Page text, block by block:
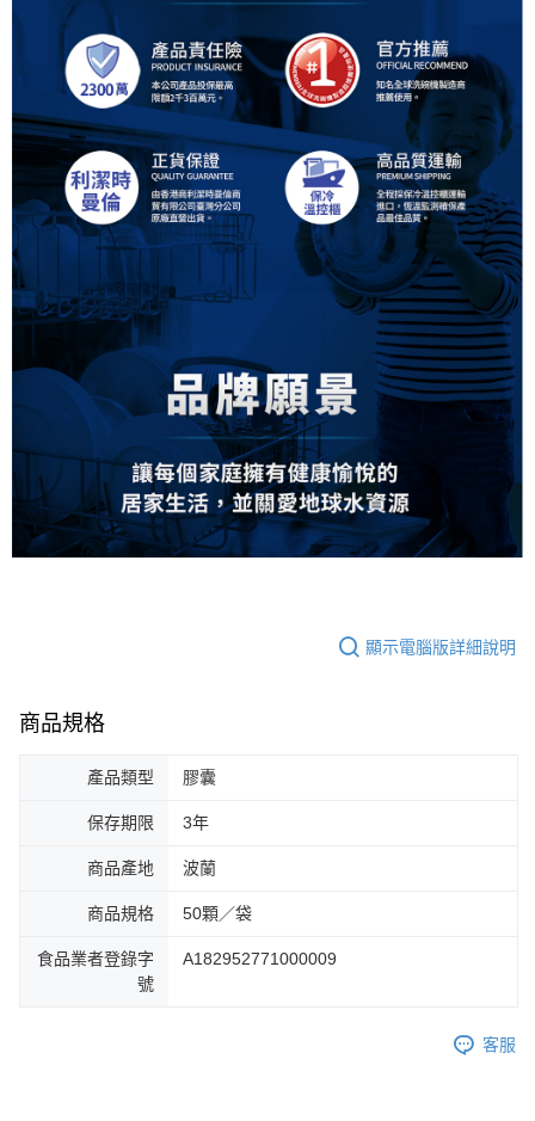
顯示電腦版詳細說明
商品規格
產品類型 膠囊
保存期限 3年
商品產地 波蘭
商品規格 50顆／袋
食品業者登錄字
號
A182952771000009
客服